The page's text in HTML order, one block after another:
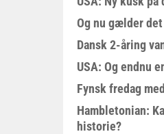
Og nu gælder
Dansk 2-åring
USA: Og endnu
Fynsk fredag
Hambletonian:
historie?